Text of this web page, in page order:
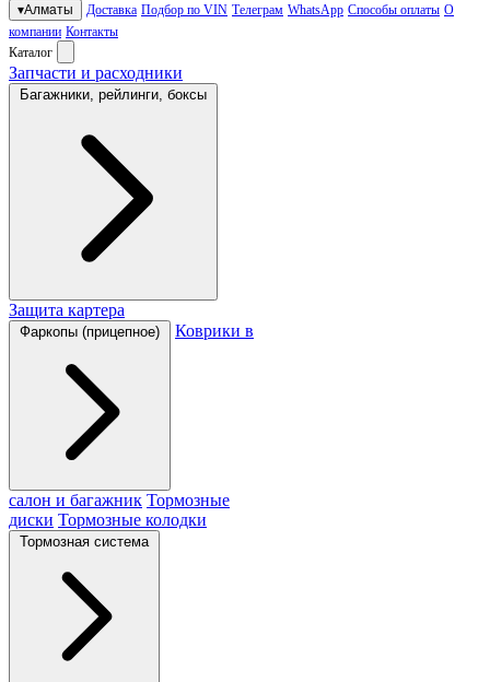
▾Алматы Доставка Подбор по VIN Телеграм WhatsApp Способы оплаты О
компании Контакты
Каталог
Запчасти и расходники
Багажники, рейлинги, боксы
Защита картера
Фаркопы (прицепное) Коврики в
салон и багажник Тормозные
диски Тормозные колодки
Тормозная система